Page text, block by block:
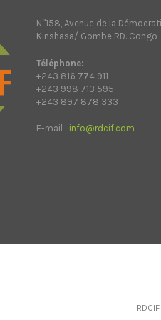
N°158, Avenue de la
Kinshasa/ Gombe RD. Congo
Téléphone:
+243 816 774 911
+243 998 713 595
+243 897 878 333
E-mail : info@rdcif.com